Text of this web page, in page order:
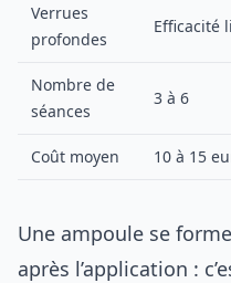
Verrues
profondes
Efficacité
Nombre de
séances
3 à 6
Coût moyen 10 à 15
Une ampoule se
après l’application :